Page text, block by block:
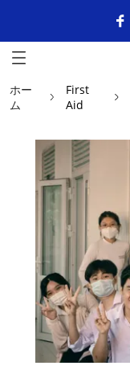
ホー
ム
First
Aid